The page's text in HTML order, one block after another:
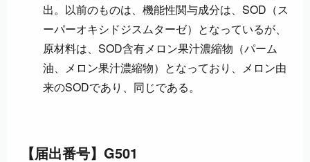
出。以前のものは、機能性関与成分は、SOD（ス
ーパーオキシドジスムターゼ）となっているが、
原材料は、SOD含有メロン果汁濃縮物（パーム
油、メロン果汁濃縮物）となっており、メロン由
来のSODであり、同じである。
【届出番号】G501